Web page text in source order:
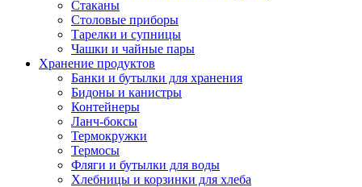
Стаканы
Столовые приборы
Тарелки и супницы
Чашки и чайные пары
Хранение продуктов
Банки и бутылки для хранения
Бидоны и канистры
Контейнеры
Ланч-боксы
Термокружки
Термосы
Фляги и бутылки для воды
Хлебницы и корзинки для хлеба